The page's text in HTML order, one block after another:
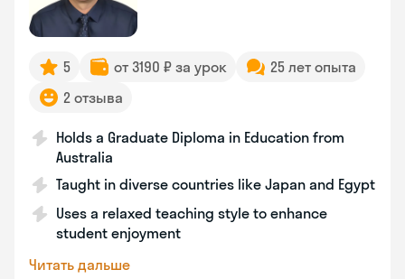
5 от 3190 ₽ за урок
25 лет опыта
2 отзыва
Holds a Graduate Diploma in Education from
Australia
Taught in diverse countries like Japan and Egypt
Uses a relaxed teaching style to enhance
student enjoyment
Читать дальше